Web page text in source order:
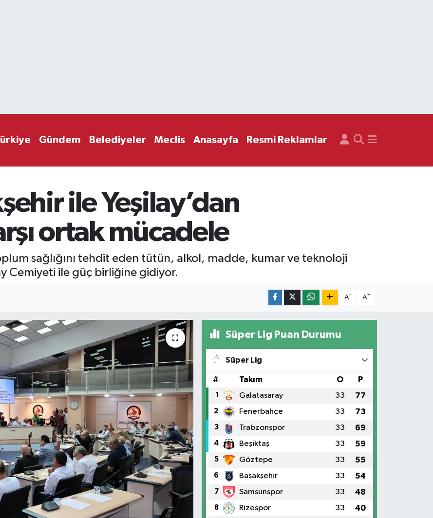
Gündem Belediyeler Meclis Anasayfa Resmi Reklamlar
ile Yeşilay’dan
ortak mücadele
sağlığını tehdit eden tütün, alkol, madde, kumar ve teknoloji
Cemiyeti ile güç birliğine gidiyor.
A- A+
Süper Lig Puan Durumu
Süper Lig
# Takım O P
1 Galatasaray 33 77
2 Fenerbahçe 33 73
3 Trabzonspor 33 69
4 Beşiktaş 33 59
5 Göztepe 33 55
6 Başakşehir 33 54
7 Samsunspor 33 48
8 Rizespor 33 40